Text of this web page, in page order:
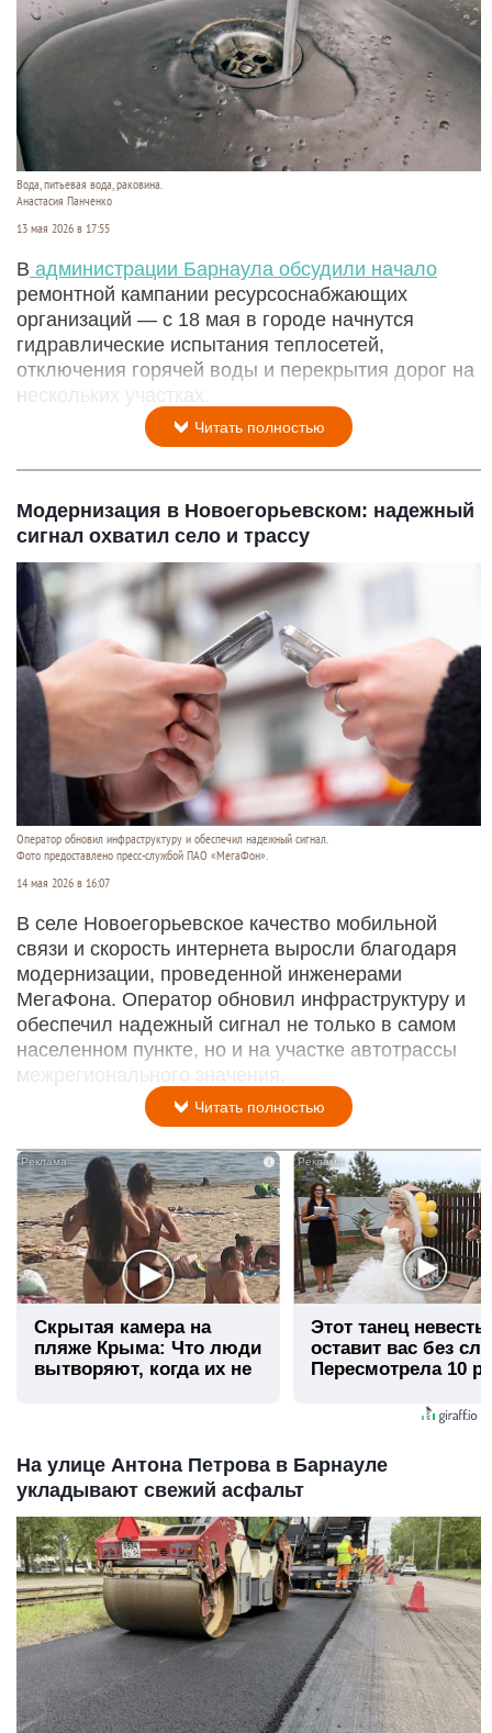
Вода, питьевая вода, раковина.
Анастасия Панченко
13 мая 2026 в 17:55
В администрации Барнаула обсудили начало
ремонтной кампании ресурсоснабжающих
организаций — с 18 мая в городе начнутся
гидравлические испытания теплосетей,
отключения горячей воды и перекрытия дорог на
нескольких участках.
Читать полностью
Модернизация в Новоегорьевском: надежный
сигнал охватил село и трассу
Оператор обновил инфраструктуру и обеспечил надежный сигнал.
Фото предоставлено пресс-службой ПАО «МегаФон».
14 мая 2026 в 16:07
В селе Новоегорьевское качество мобильной
связи и скорость интернета выросли благодаря
модернизации, проведенной инженерами
МегаФона. Оператор обновил инфраструктуру и
обеспечил надежный сигнал не только в самом
населенном пункте, но и на участке автотрассы
межрегионального значения.
Читать полностью
i
Скрытая камера на
пляже Крыма: Что люди
вытворяют, когда их не
Этот танец невесты
оставит вас без
Пересмотрела 10
На улице Антона Петрова в Барнауле
укладывают свежий асфальт